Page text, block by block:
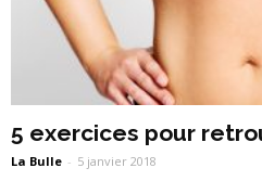
5 exercices pour
La Bulle - 5 janvier 2018